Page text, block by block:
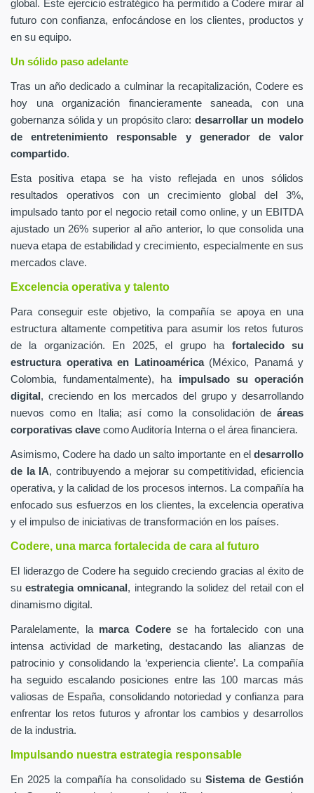
global. Este ejercicio estratégico ha permitido a Codere mirar al
futuro con confianza, enfocándose en los clientes, productos y
en su equipo.
Un sólido paso adelante
Tras un año dedicado a culminar la recapitalización, Codere es
hoy una organización financieramente saneada, con una
gobernanza sólida y un propósito claro: desarrollar un modelo
de entretenimiento responsable y generador de valor
compartido.
Esta positiva etapa se ha visto reflejada en unos sólidos
resultados operativos con un crecimiento global del 3%,
impulsado tanto por el negocio retail como online, y un EBITDA
ajustado un 26% superior al año anterior, lo que consolida una
nueva etapa de estabilidad y crecimiento, especialmente en sus
mercados clave.
Excelencia operativa y talento
Para conseguir este objetivo, la compañía se apoya en una
estructura altamente competitiva para asumir los retos futuros
de la organización. En 2025, el grupo ha fortalecido su
estructura operativa en Latinoamérica(México, Panamá y
Colombia, fundamentalmente), ha impulsado su operación
digital , creciendo en los mercados del grupo y desarrollando
nuevos como en Italia; así como la consolidación de áreas
corporativas clave como Auditoría Interna o el área financiera.
Asimismo, Codere ha dado un salto importante en el desarrollo
de la IA, contribuyendo a mejorar su competitividad, eficiencia
operativa, y la calidad de los procesos internos. La compañía ha
enfocado sus esfuerzos en los clientes, la excelencia operativa
y el impulso de iniciativas de transformación en los países.
Codere, una marca fortalecida de cara al futuro
El liderazgo de Codere ha seguido creciendo gracias al éxito de
suestrategia omnicanal , integrando la solidez del retail con el
dinamismo digital.
Paralelamente, la marca Coderese ha fortalecido con una
intensa actividad de marketing, destacando las alianzas de
patrocinio y consolidando la ‘experiencia cliente’. La compañía
ha seguido escalando posiciones entre las 100 marcas más
valiosas de España, consolidando notoriedad y confianza para
enfrentar los retos futuros y afrontar los cambios y desarrollos
de la industria.
Impulsando nuestra estrategia responsable
En 2025 la compañía ha consolidado su Sistema de Gestión